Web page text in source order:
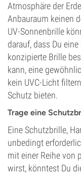
Atmosphäre der
Anbauraum keinen
UV-Sonnenbrille
darauf, dass Du
konzipierte Brille
kann, eine
kein UVC-Licht
Schutz bieten.
Trage eine
Eine Schutzbrille,
unbedingt
mit einer Reihe von
wirst, könntest Du